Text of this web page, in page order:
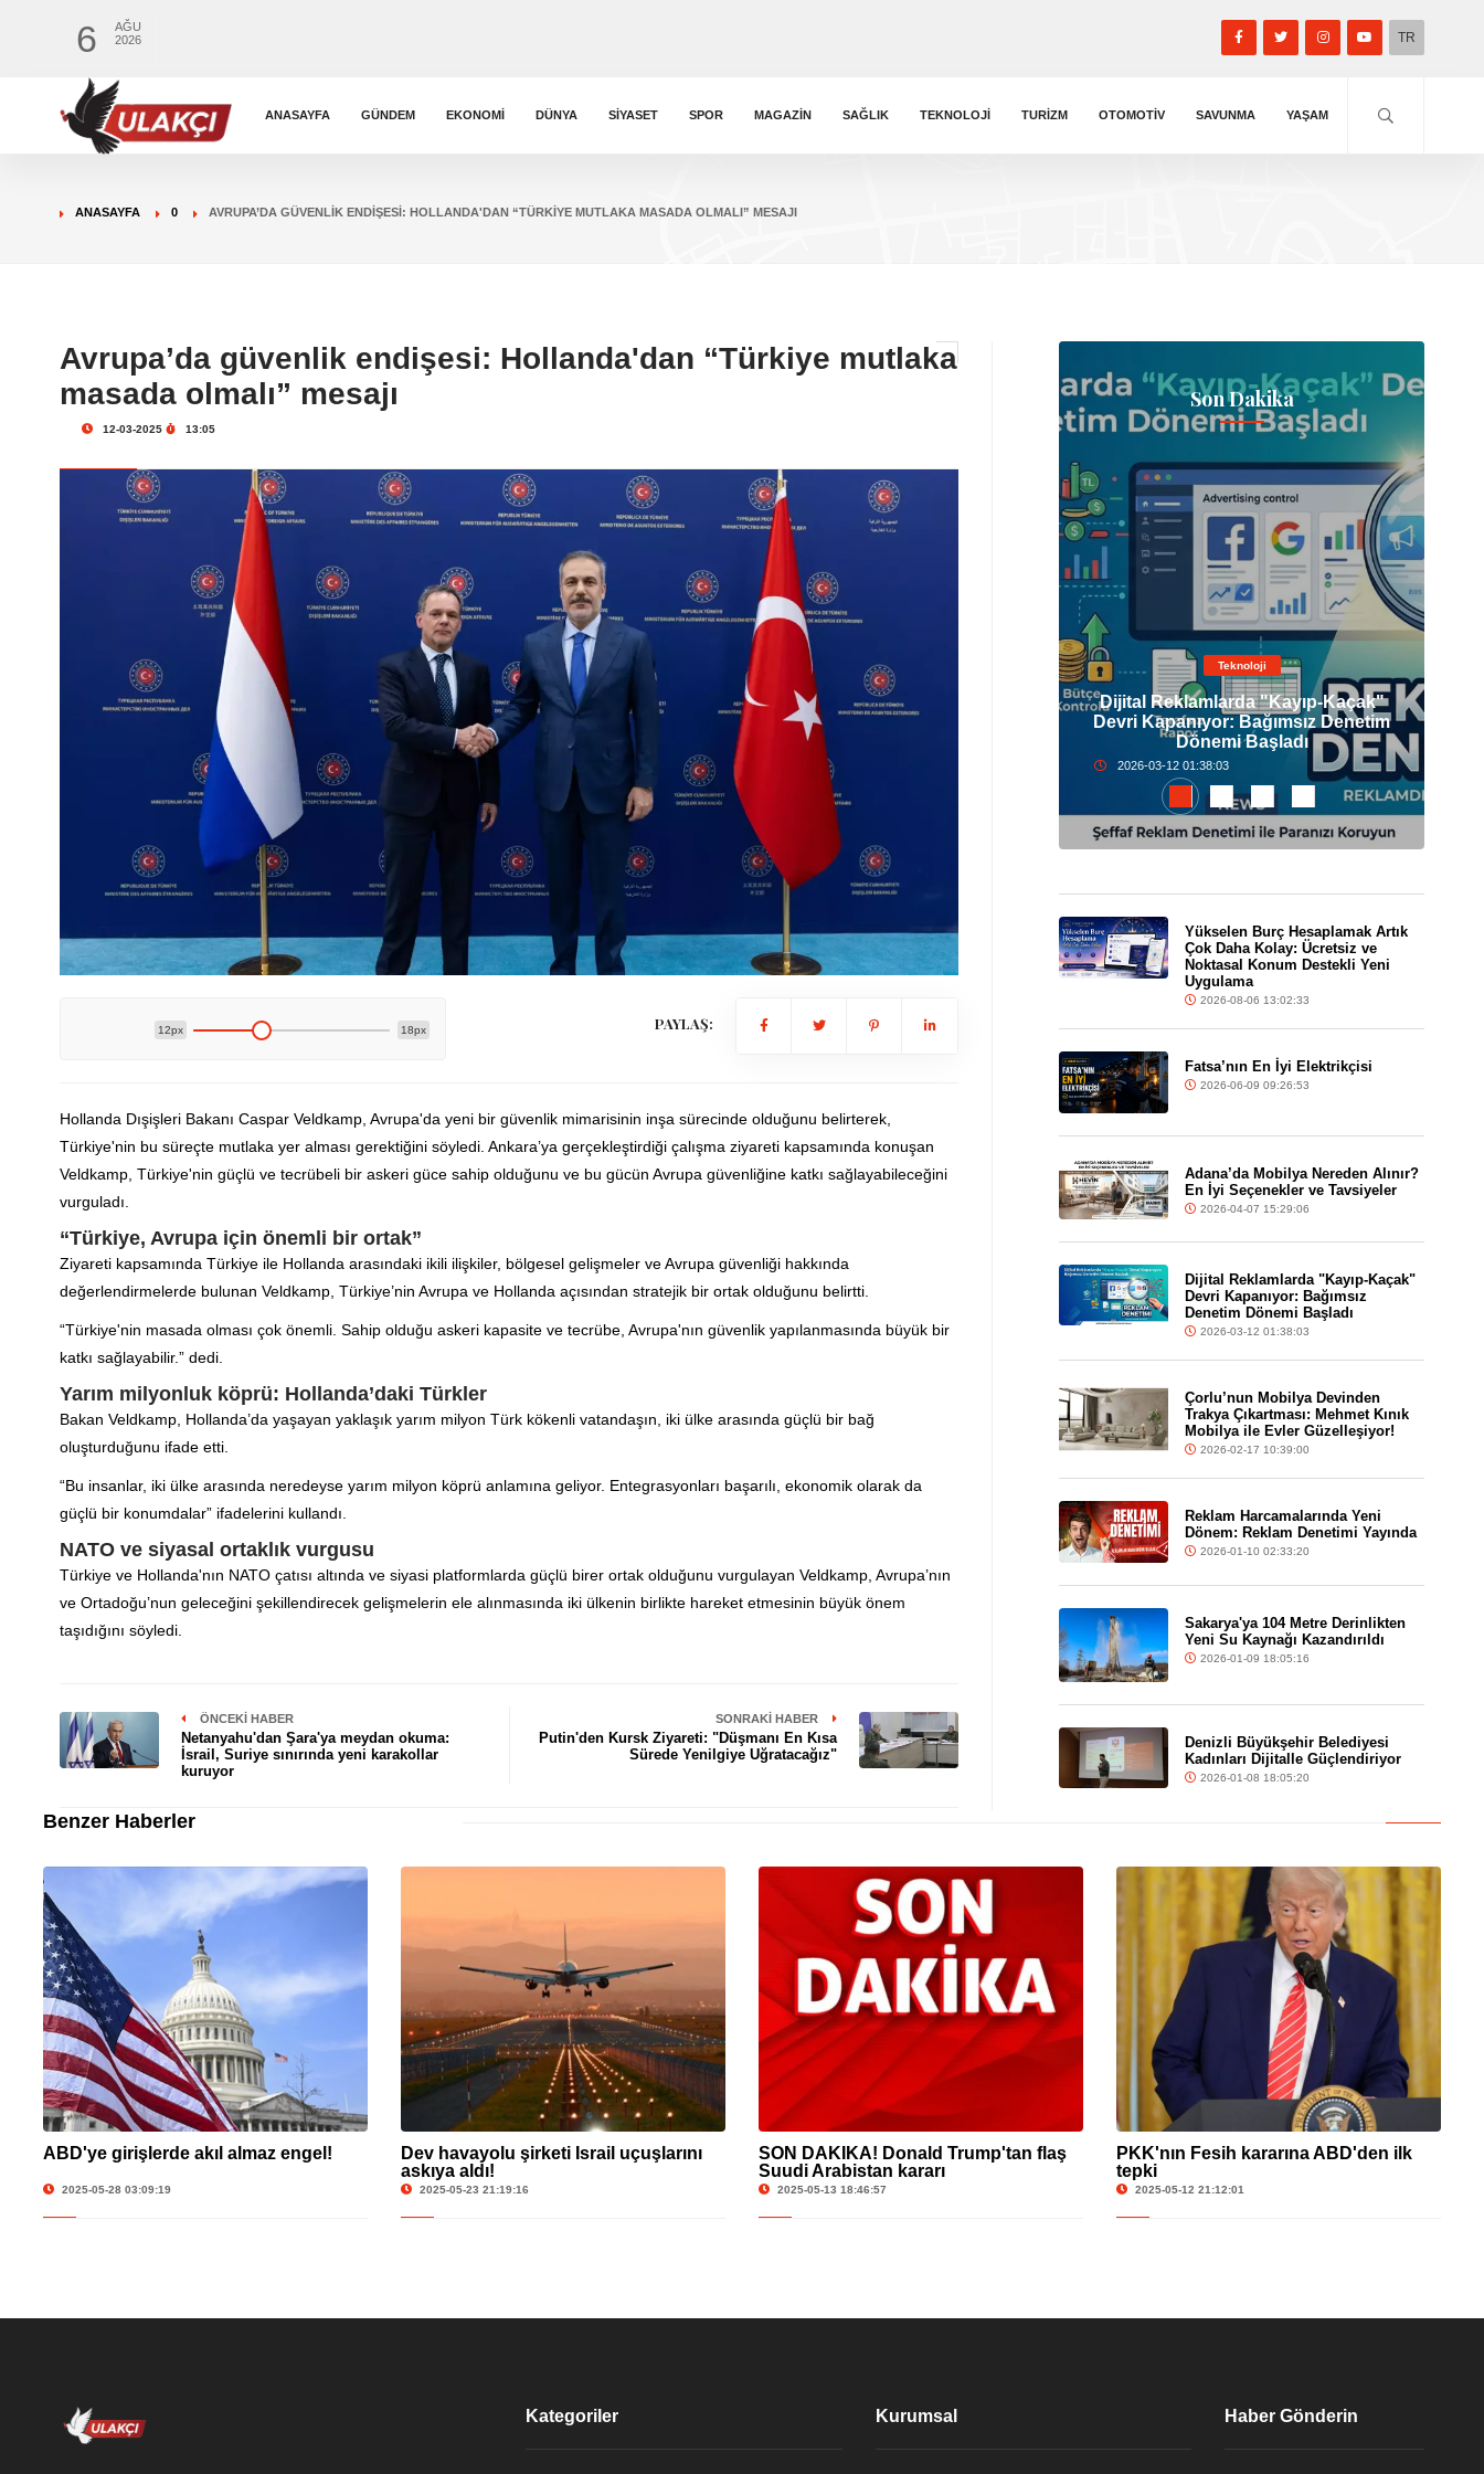
6
AĞU
2026
TR
ANASAYFA GÜNDEM EKONOMI DÜNYA SIYASET SPOR MAGAZIN SAĞLIK TEKNOLOJI TURIZM OTOMOTIV SAVUNMA YAŞAM
ANASAYFA 0 AVRUPA’DA GÜVENLIK ENDIŞESI: HOLLANDA'DAN “TÜRKIYE MUTLAKA MASADA OLMALI” MESAJI
Avrupa’da güvenlik endişesi: Hollanda'dan “Türkiye mutlaka
masada olmalı” mesajı
12-03-2025 13:05
12px 18px PAYLAŞ:
Hollanda Dışişleri Bakanı Caspar Veldkamp, Avrupa'da yeni bir güvenlik mimarisinin inşa sürecinde olduğunu belirterek,
Türkiye'nin bu süreçte mutlaka yer alması gerektiğini söyledi. Ankara’ya gerçekleştirdiği çalışma ziyareti kapsamında konuşan
Veldkamp, Türkiye'nin güçlü ve tecrübeli bir askeri güce sahip olduğunu ve bu gücün Avrupa güvenliğine katkı sağlayabileceğini
vurguladı.
“Türkiye, Avrupa için önemli bir ortak”
Ziyareti kapsamında Türkiye ile Hollanda arasındaki ikili ilişkiler, bölgesel gelişmeler ve Avrupa güvenliği hakkında
değerlendirmelerde bulunan Veldkamp, Türkiye’nin Avrupa ve Hollanda açısından stratejik bir ortak olduğunu belirtti.
“Türkiye'nin masada olması çok önemli. Sahip olduğu askeri kapasite ve tecrübe, Avrupa'nın güvenlik yapılanmasında büyük bir
katkı sağlayabilir.” dedi.
Yarım milyonluk köprü: Hollanda’daki Türkler
Bakan Veldkamp, Hollanda’da yaşayan yaklaşık yarım milyon Türk kökenli vatandaşın, iki ülke arasında güçlü bir bağ
oluşturduğunu ifade etti.
“Bu insanlar, iki ülke arasında neredeyse yarım milyon köprü anlamına geliyor. Entegrasyonları başarılı, ekonomik olarak da
güçlü bir konumdalar” ifadelerini kullandı.
NATO ve siyasal ortaklık vurgusu
Türkiye ve Hollanda'nın NATO çatısı altında ve siyasi platformlarda güçlü birer ortak olduğunu vurgulayan Veldkamp, Avrupa’nın
ve Ortadoğu’nun geleceğini şekillendirecek gelişmelerin ele alınmasında iki ülkenin birlikte hareket etmesinin büyük önem
taşıdığını söyledi.
ÖNCEKI HABER
Netanyahu'dan Şara'ya meydan okuma:
İsrail, Suriye sınırında yeni karakollar
kuruyor
SONRAKI HABER
Putin'den Kursk Ziyareti: "Düşmanı En Kısa
Sürede Yenilgiye Uğratacağız"
Son Dakika
Gündem
Benzine dev zam kapıda: tarih belli
2026-01-15 10:43:48
Teknoloji
Dijital Reklamlarda "Kayıp-Kaçak"
Devri Kapanıyor: Bağımsız Denetim
Dönemi Başladı
2026-03-12 01:38:03
Yükselen Burç Hesaplamak Artık
Çok Daha Kolay: Ücretsiz ve
Noktasal Konum Destekli Yeni
Uygulama
2026-08-06 13:02:33
Fatsa’nın En İyi Elektrikçisi
2026-06-09 09:26:53
Adana’da Mobilya Nereden Alınır?
En İyi Seçenekler ve Tavsiyeler
2026-04-07 15:29:06
Dijital Reklamlarda "Kayıp-Kaçak"
Devri Kapanıyor: Bağımsız
Denetim Dönemi Başladı
2026-03-12 01:38:03
Çorlu’nun Mobilya Devinden
Trakya Çıkartması: Mehmet Kınık
Mobilya ile Evler Güzelleşiyor!
2026-02-17 10:39:00
Reklam Harcamalarında Yeni
Dönem: Reklam Denetimi Yayında
2026-01-10 02:33:20
Sakarya'ya 104 Metre Derinlikten
Yeni Su Kaynağı Kazandırıldı
2026-01-09 18:05:16
Denizli Büyükşehir Belediyesi
Kadınları Dijitalle Güçlendiriyor
2026-01-08 18:05:20
Benzer Haberler
ABD'ye girişlerde akıl almaz engel!
2025-05-28 03:09:19
Dev havayolu şirketi İsrail uçuşlarını
askıya aldı!
2025-05-23 21:19:16
SON DAKİKA! Donald Trump'tan flaş
Suudi Arabistan kararı
2025-05-13 18:46:57
PKK'nın Fesih kararına ABD'den ilk
tepki
2025-05-12 21:12:01
Kategoriler Kurumsal Haber Gönderin